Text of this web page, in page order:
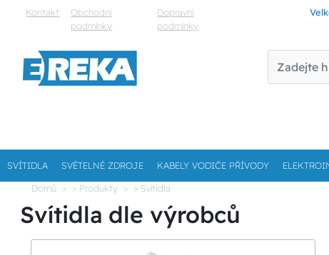
Kontakt
Obchodní
podmínky
Dopravní
podmínky
SVÍTIDLA SVĚTELNÉ ZDROJE KABELY VODIČE PŘÍVODY
Domů > Produkty > Svítidla
Svítidla dle výrobců